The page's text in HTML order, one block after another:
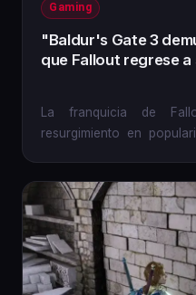
Gaming
"Baldur's Gate 3
que Fallout regrese
La franquicia de
resurgimiento en